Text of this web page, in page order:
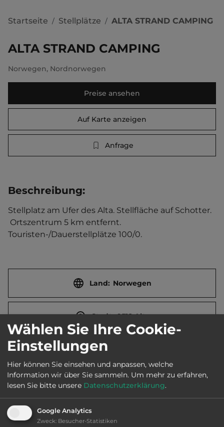
Startseite / Stellplätze / ALTA STRAND CAMPING
ALTA STRAND CAMPING
Norwegen, Nordnorwegen
Preise ansehen
Auf Karte anzeigen
Anfrage
Beschreibung:
Stellplatz am Ufer des Alta. Stellfläche auf Schotter.
Ortszentrum 5 km entfernt.
Touristen-/Dauerstellplätze 100/0.
Land: Norwegen
Stadt: 9518 Alta
Straße: Stenfossveien, Øvre-alta
E-Mail: info@norid.no
Öffnungszeiten:
Wählen Sie Ihre Cookie-
Einstellungen
Hier können Sie einsehen und anpassen, welche
Information wir über Sie sammeln. Um mehr zu erfahren,
lesen Sie bitte unsere Datenschutzerklärung.
Google Analytics
Zweck: Besucher-Statistiken